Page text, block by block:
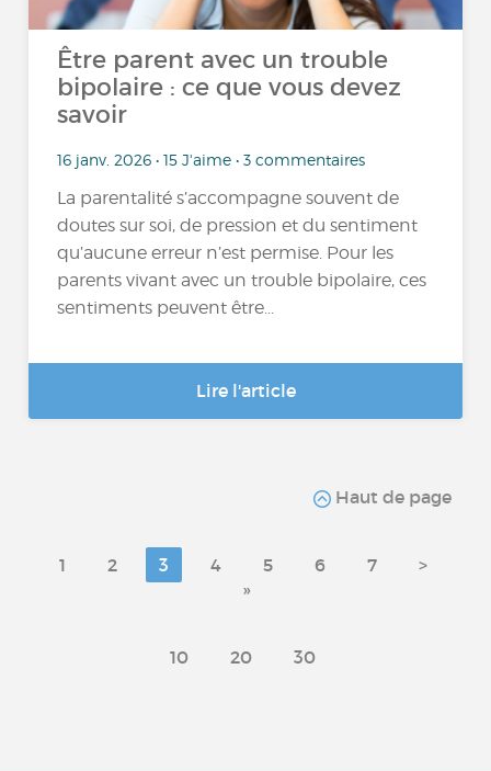
Être parent avec un trouble
bipolaire : ce que vous devez
savoir
16 janv. 2026 • 15 J'aime • 3 commentaires
La parentalité s’accompagne souvent de
doutes sur soi, de pression et du sentiment
qu’aucune erreur n’est permise. Pour les
parents vivant avec un trouble bipolaire, ces
sentiments peuvent être...
Lire l'article
Haut de page
1 2 3 4 5 6 7
>
»
10 20 30